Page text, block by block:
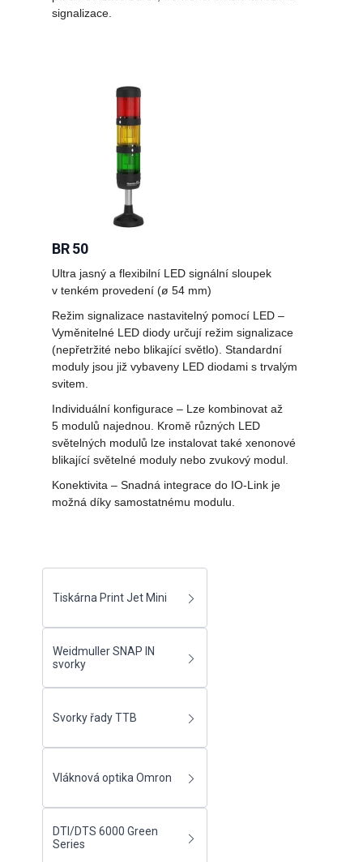
signalizace.
BR 50
Ultra jasný a flexibilní LED signální sloupek
v tenkém provedení (ø 54 mm)
Režim signalizace nastavitelný pomocí LED –
Vyměnitelné LED diody určují režim signalizace
(nepřetržité nebo blikající světlo). Standardní
moduly jsou již vybaveny LED diodami s trvalým
svitem.
Individuální konfigurace – Lze kombinovat až
5 modulů najednou. Kromě různých LED
světelných modulů lze instalovat také xenonové
blikající světelné moduly nebo zvukový modul.
Konektivita – Snadná integrace do IO-Link je
možná díky samostatnému modulu.
Tiskárna Print Jet Mini
Weidmuller SNAP IN
svorky
Svorky řady TTB
Vláknová optika Omron
DTI/DTS 6000 Green
Series